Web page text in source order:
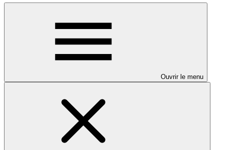
Ouvrir le menu